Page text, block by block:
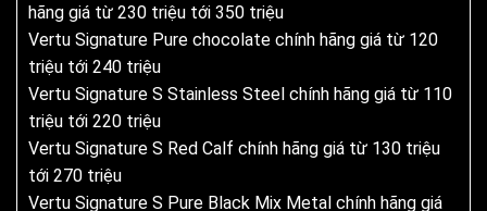
hãng giá từ 230 triệu tới 350 triệu
Vertu Signature Pure chocolate chính hãng giá từ 120
triệu tới 240 triệu
Vertu Signature S Stainless Steel chính hãng giá từ 110
triệu tới 220 triệu
Vertu Signature S Red Calf chính hãng giá từ 130 triệu
tới 270 triệu
Vertu Signature S Pure Black Mix Metal chính hãng giá